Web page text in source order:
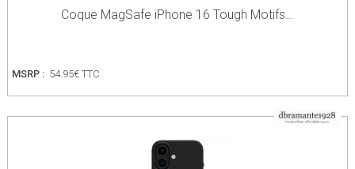
Coque MagSafe iPhone 16 Tough Motifs…
MSRP : 54.95€ TTC